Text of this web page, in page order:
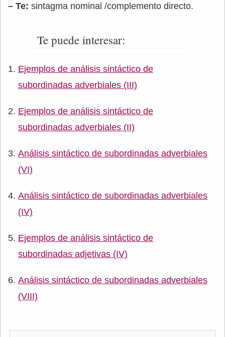
– Te: sintagma nominal /complemento directo.
Te puede interesar:
Ejemplos de análisis sintáctico de
subordinadas adverbiales (III)
Ejemplos de análisis sintáctico de
subordinadas adverbiales (II)
Análisis sintáctico de subordinadas adverbiales
(VI)
Análisis sintáctico de subordinadas adverbiales
(IV)
Ejemplos de análisis sintáctico de
subordinadas adjetivas (IV)
Análisis sintáctico de subordinadas adverbiales
(VIII)